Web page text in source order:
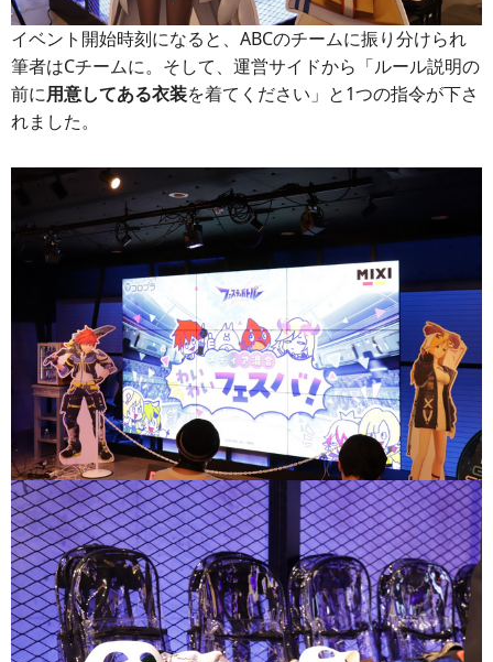
イベント開始時刻になると、ABCのチームに振り分けられ
筆者はCチームに。そして、運営サイドから「ルール説明の
前に用意してある衣装を着てください」と1つの指令が下さ
れました。